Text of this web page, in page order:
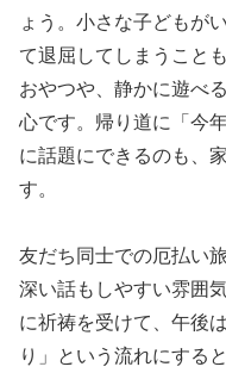
ょう。小さな子どもが
て退屈してしまうこと
おやつや、静かに遊べ
心です。帰り道に「今
に話題にできるのも、
す。
友だち同士での厄払い
深い話もしやすい雰囲
に祈祷を受けて、午後
り」という流れにする